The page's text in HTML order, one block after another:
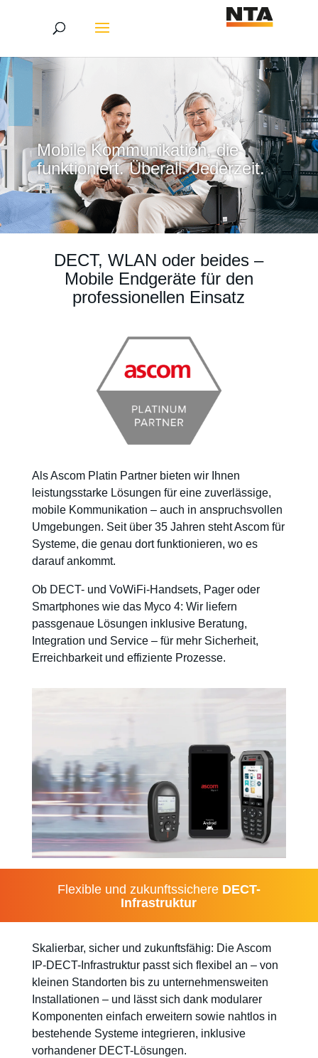
Mobile Kommunikation, die
funktioniert. Überall. Jederzeit.
DECT, WLAN oder beides –
Mobile Endgeräte für den
professionellen Einsatz
Als Ascom Platin Partner bieten wir Ihnen
leistungsstarke Lösungen für eine zuverlässige,
mobile Kommunikation – auch in anspruchsvollen
Umgebungen. Seit über 35 Jahren steht Ascom für
Systeme, die genau dort funktionieren, wo es
darauf ankommt.
Ob DECT- und VoWiFi-Handsets, Pager oder
Smartphones wie das Myco 4: Wir liefern
passgenaue Lösungen inklusive Beratung,
Integration und Service – für mehr Sicherheit,
Erreichbarkeit und effiziente Prozesse.
Flexible und zukunftssichere DECT-
Infrastruktur
Skalierbar, sicher und zukunftsfähig: Die Ascom
IP-DECT-Infrastruktur passt sich flexibel an – von
kleinen Standorten bis zu unternehmensweiten
Installationen – und lässt sich dank modularer
Komponenten einfach erweitern sowie nahtlos in
bestehende Systeme integrieren, inklusive
vorhandener DECT-Lösungen.